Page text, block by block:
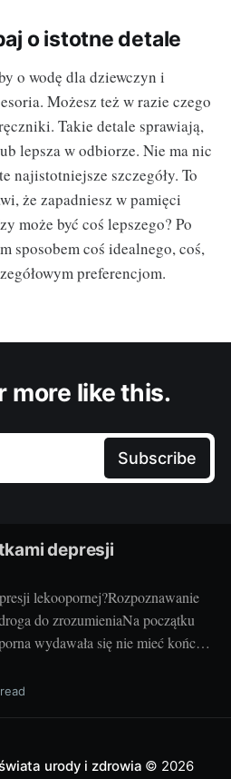
o istotne detale
o wodę dla dziewczyn i
Możesz też w razie czego
Takie detale sprawiają,
lepsza w odbiorze. Nie ma nic
najistotniejsze szczegóły. To
że zapadniesz w pamięci
może być coś lepszego? Po
sposobem coś idealnego, coś,
preferencjom.
more like this.
Subscribe
depresji
lekoopornej?Rozpoznawanie
do zrozumieniaNa początku
wydawała się nie mieć końca.
tunelu. Na szczęście, z
jest depresja lekooporna, jakie
urody i zdrowia © 2026